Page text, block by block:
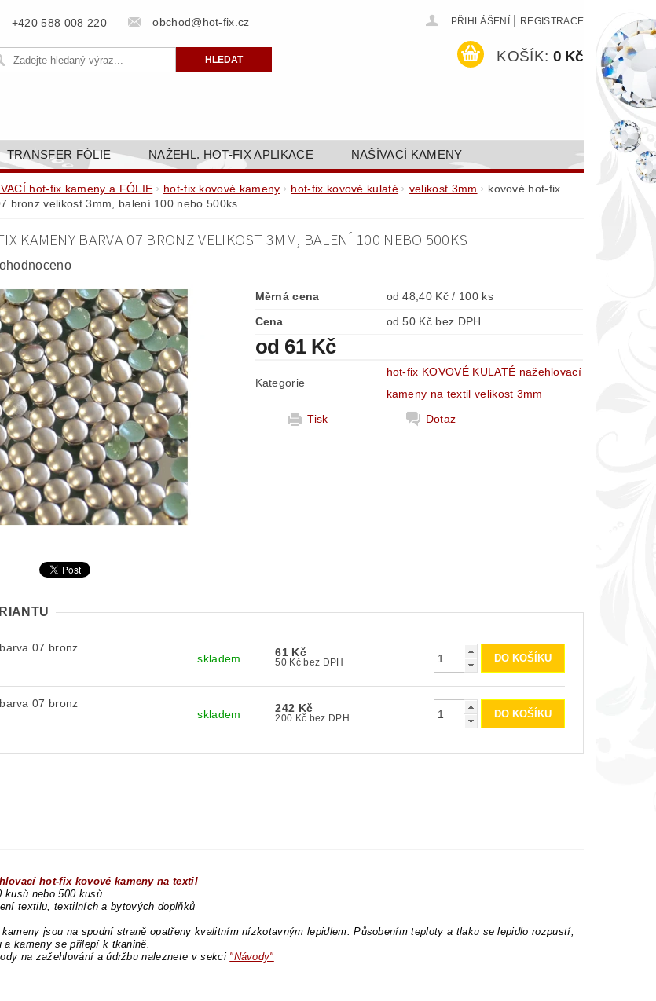
+420 588 008 220 obchod@hot-fix.cz PŘIHLÁŠENÍ REGISTRACE
KOŠÍK: 0 Kč
TRANSFER FÓLIE NAŽEHL. HOT-FIX APLIKACE NAŠÍVACÍ KAMENY
BAREVNICE PŘÍSLUŠENSTVÍ DOPRODEJ A SLEVY GALERIE
VÝROBA NAPIŠTE NÁM
PODMÍNKY PRO E-SHOP HOT-FIX.CZ ZÁSADY OCHRANY OSOBNÍCH ÚDAJŮ
1.2025
hot-fix kameny a FÓLIE hot-fix kovové kameny hot-fix kovové kulaté velikost 3mm
kovové hot-fix
bronz velikost 3mm, balení 100 nebo 500ks
KAMENY BARVA 07 BRONZ VELIKOST 3MM, BALENÍ 100 NEBO 500KS
Měrná cena
od 48,40 Kč / 100 ks
Cena
od 50 Kč bez DPH
od 61 Kč
Kategorie
hot-fix KOVOVÉ KULATÉ nažehlovací
kameny na textil velikost 3mm
Tisk
Dotaz
07 bronz
skladem 61 Kč
50 Kč bez DPH
07 bronz
skladem 242 Kč
200 Kč bez DPH
hot-fix kovové kameny na textil
kusů nebo 500 kusů
textilu, textilních a bytových doplňků
jsou na spodní straně opatřeny kvalitním nízkotavným lepidlem. Působením teploty a tlaku se lepidlo rozpustí,
a kameny se přilepí k tkanině.
na zažehlování a údržbu naleznete v sekci "Návody"